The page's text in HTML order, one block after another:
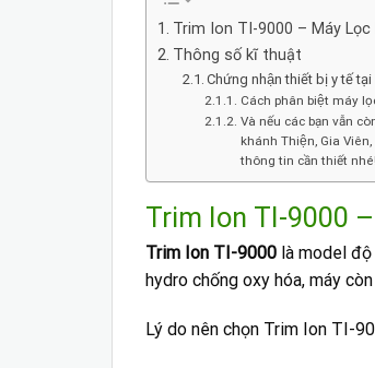
Trim Ion TI-9000 – Máy
Thông số kĩ thuật
Chứng nhận thiết bị y tế
Cách phân biệt máy
Và nếu các bạn vẫn
khánh Thiện, Gia
thông tin cần thiết nhé!
Trim Ion TI-9000
Trim Ion TI-9000 là model
hydro chống oxy hóa, máy
Lý do nên chọn Trim Ion TI-